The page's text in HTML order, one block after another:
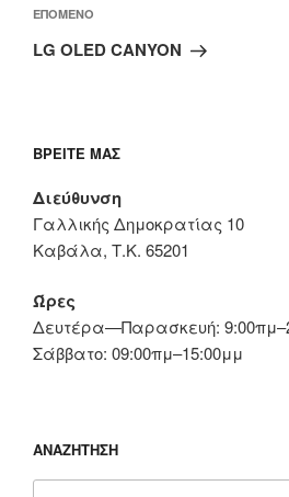
Επόμενο
άρθρο
ΕΠΌΜΕΝΟ
LG OLED CANYON
ΒΡΕΊΤΕ ΜΑΣ
Διεύθυνση
Γαλλικής Δημοκρατίας 10
Καβάλα, Τ.Κ. 65201
Ώρες
Δευτέρα—Παρασκευή:
Σάββατο: 09:00πμ–15:00μμ
ΑΝΑΖΉΤΗΣΗ